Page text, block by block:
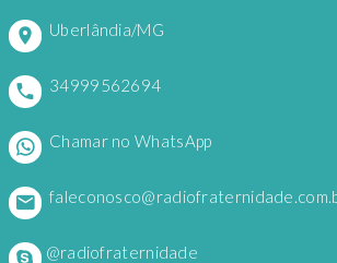
Uberlândia/MG
34999562694
Chamar no WhatsApp
@radiofraternidade